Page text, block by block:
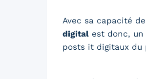
Avec sa capacité
digital est donc,
posts it digitaux du